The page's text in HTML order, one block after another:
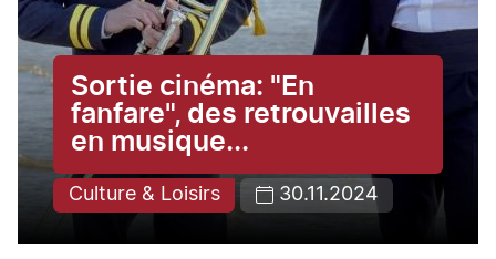
Sortie cinéma: "En
fanfare", des retrouvailles
en musique...
Culture & Loisirs 30.11.2024